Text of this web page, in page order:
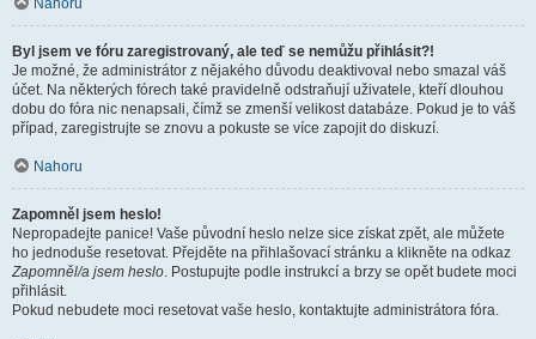
Nahoru
Byl jsem ve fóru zaregistrovaný, ale teď se nemůžu přihlásit?!
Je možné, že administrátor z nějakého důvodu deaktivoval nebo smazal váš
účet. Na některých fórech také pravidelně odstraňují uživatele, kteří dlouhou
dobu do fóra nic nenapsali, čímž se zmenší velikost databáze. Pokud je to váš
případ, zaregistrujte se znovu a pokuste se více zapojit do diskuzí.
Nahoru
Zapomněl jsem heslo!
Nepropadejte panice! Vaše původní heslo nelze sice získat zpět, ale můžete
ho jednoduše resetovat. Přejděte na přihlašovací stránku a klikněte na odkaz
Zapomněl/a jsem heslo. Postupujte podle instrukcí a brzy se opět budete moci
přihlásit.
Pokud nebudete moci resetovat vaše heslo, kontaktujte administrátora fóra.